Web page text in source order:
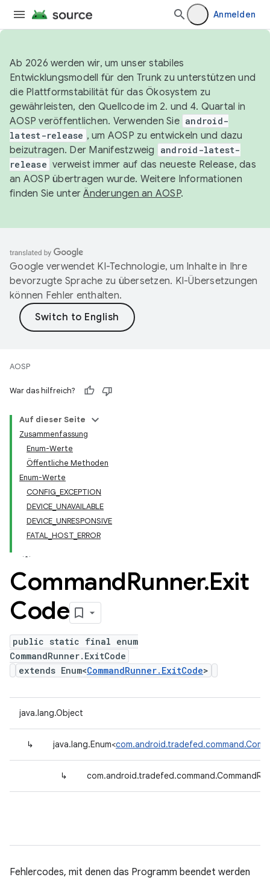
Anmelden
Ab 2026 werden wir, um unser stabiles
Entwicklungsmodell für den Trunk zu unterstützen und
die Plattformstabilität für das Ökosystem zu
gewährleisten, den Quellcode im 2. und 4. Quartal in
AOSP veröffentlichen. Verwenden Sie android-
latest-release , um AOSP zu entwickeln und dazu
beizutragen. Der Manifestzweig
android-latest-
release verweist immer auf das neueste Release, das
an AOSP übertragen wurde. Weitere Informationen
finden Sie unterÄnderungen an AOSP.
Google verwendet KI-Technologie, um Inhalte in Ihre
bevorzugte Sprache zu übersetzen. KI-Übersetzungen
können Fehler enthalten.
AOSP
War das hilfreich?
Auf dieser Seite
Zusammenfassung
Enum-Werte
Öffentliche Methoden
Enum-Werte
CONFIG_EXCEPTION
DEVICE_UNAVAILABLE
DEVICE_UNRESPONSIVE
FATAL_HOST_ERROR
CommandRunner.Exit
Code
public static final enum
CommandRunner.ExitCode
extends Enum<CommandRunner.ExitCode>
java.lang.Object
↳ java.lang.Enum<
↳
Fehlercodes, mit denen das Programm beendet werden